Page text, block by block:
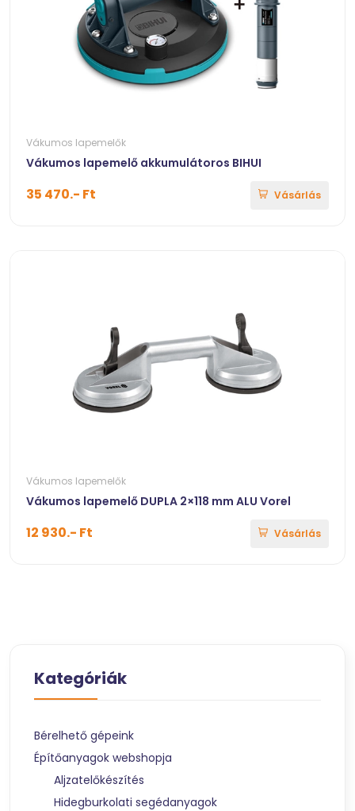
Vákumos lapemelők
Vákumos lapemelő akkumulátoros BIHUI
35 470.- Ft Vásárlás
Vákumos lapemelők
Vákumos lapemelő DUPLA 2×118 mm ALU Vorel
12 930.- Ft Vásárlás
Kategóriák
Bérelhető gépeink
Építőanyagok webshopja
Aljzatelőkészítés
Hidegburkolati segédanyagok